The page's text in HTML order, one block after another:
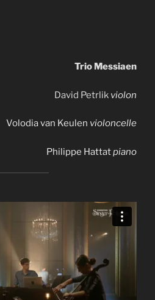
Trio Messiaen
David Petrlik violon
Volodia van Keulen violoncelle
Philippe Hattatpiano